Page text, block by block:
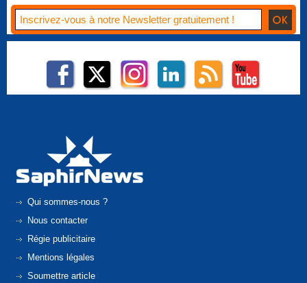
Qui sommes-nous ?
Nous contacter
Régie publicitaire
Mentions légales
Soumettre article